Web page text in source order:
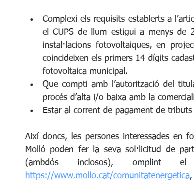
Complexi els requisits establerts a
el CUPS de llum estigui a menys de
instal·lacions fotovoltaiques, en
coincideixen els primers 14 dígits
fotovoltaica municipal.
Que compti amb l’autorització del
procés d’alta i/o baixa amb la
​Estar al corrent de pagament de
Així doncs, les persones interessades en
Molló poden fer la seva sol·licitud de
https://www.mollo.cat/comunitatenergetica,